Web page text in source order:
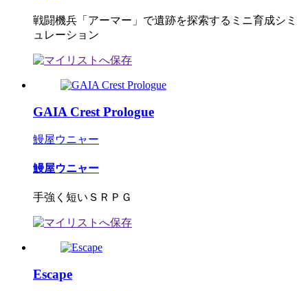
戦闘機兵「アーマー」で遺跡を探索するミニ育成シミ
ュレーション
GAIA Crest Prologue
鰻屋ウニャー
鰻屋ウニャー
手強く短いＳＲＰＧ
Escape